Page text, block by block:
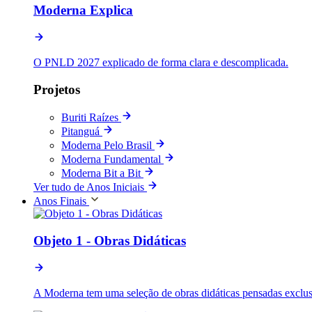
Moderna Explica
O PNLD 2027 explicado de forma clara e descomplicada.
Projetos
Buriti Raízes
Pitanguá
Moderna Pelo Brasil
Moderna Fundamental
Moderna Bit a Bit
Ver tudo de Anos Iniciais
Anos Finais
Objeto 1 - Obras Didáticas
A Moderna tem uma seleção de obras didáticas pensadas